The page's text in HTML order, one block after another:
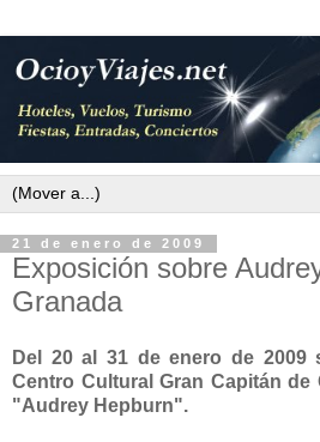
21 de enero de 2009
Exposición sobre
Granada
Del 20 al 31 de enero de 2009
Centro Cultural Gran Capitán de
"Audrey Hepburn".